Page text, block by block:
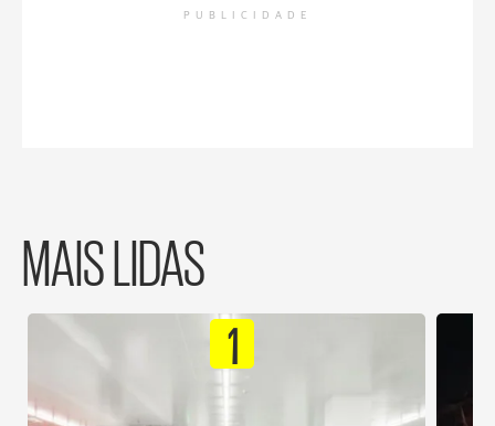
PUBLICIDADE
MAIS LIDAS
1